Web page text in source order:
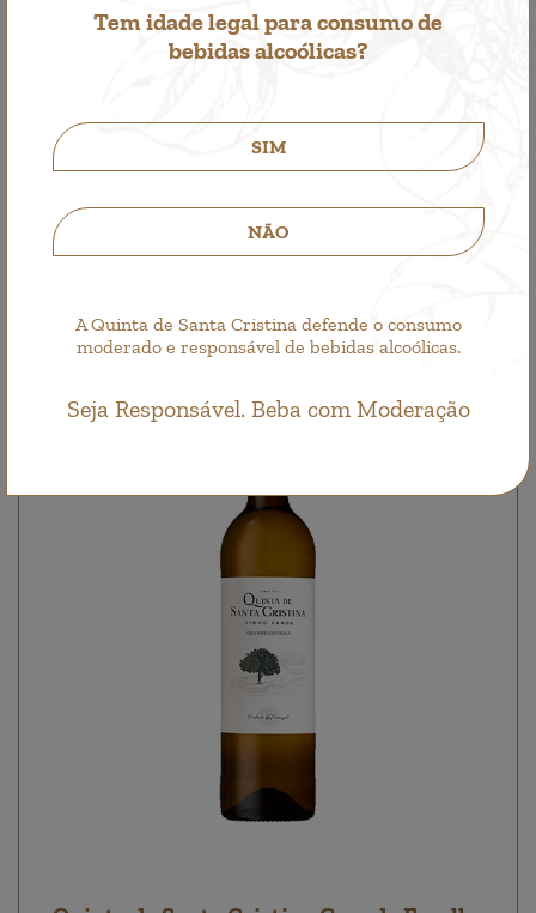
Tem idade legal para consumo de
bebidas alcoólicas?
SIM
NÃO
A Quinta de Santa Cristina defende o consumo
moderado e responsável de bebidas alcoólicas.
Seja Responsável. Beba com Moderação
Santa Cristina Branco
Vino Blanco
4,25€